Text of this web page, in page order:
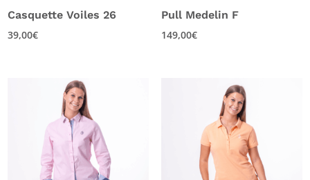
Casquette Voiles 26
39,00€
Pull Medelin F
149,00€